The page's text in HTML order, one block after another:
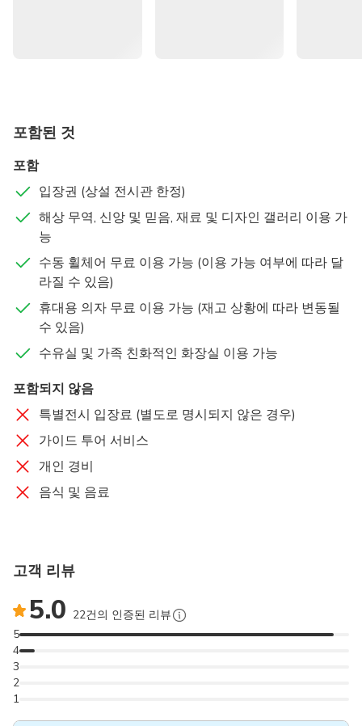
오후를 보내고 싶은 사람이든, 아시아미술관은 아시아 미술
국 보물들을 감상해 보세요.
세계 무역의 역사:싱가포르가 세계 무역의 중심지로서
번성했던 과거를 보여주는 전시관들을 둘러보세요.
현대 아시아 미술: 박물관 최초로 현대 및 동시대 미술
작품을 전시하는 공간인 켁홍퐁관을 방문해 보세요.
디자인을 아우르는 유물들을 세 층에 걸쳐 관람하는 여
정.
역사적인 위치:싱가포르 시빅 지구의 중심부에 위치한
감상하세요.
포함된 것
포함
입장권 (상설 전시관 한정)
해상 무역, 신앙 및 믿음, 재료 및 디자인 갤러리 이용 가
능
수동 휠체어 무료 이용 가능 (이용 가능 여부에 따라 달
라질 수 있음)
휴대용 의자 무료 이용 가능 (재고 상황에 따라 변동될
수 있음)
수유실 및 가족 친화적인 화장실 이용 가능
포함되지 않음
특별전시 입장료 (별도로 명시되지 않은 경우)
가이드 투어 서비스
개인 경비
음식 및 음료
고객 리뷰
5.0 22건의 인증된 리뷰
1
2
3
4
5